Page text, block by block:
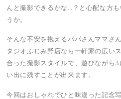
んと撮影できるかな…？と心配な方
うか。
そんな不安を抱えるパパさんママさ
タジオふじみ野店なら一軒家の広い
合った撮影スタイルで、遊びながら
い出に残すことが出来ます。
今回はおしゃれでひと味違った記念